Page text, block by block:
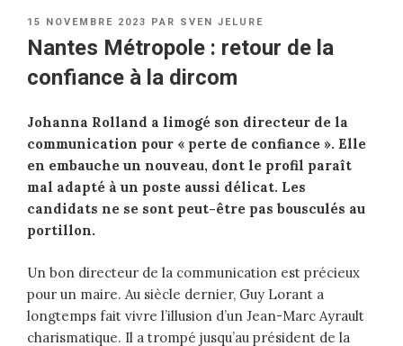
PUBLIÉ
LE
15 NOVEMBRE 2023 PAR SVEN JELURE
Nantes Métropole : retour de la
confiance à la dircom
Johanna Rolland a limogé son directeur de la
communication pour « perte de confiance ». Elle
en embauche un nouveau, dont le profil paraît
mal adapté à un poste aussi délicat. Les
candidats ne se sont peut-être pas bousculés au
portillon.
Un bon directeur de la communication est précieux
pour un maire. Au siècle dernier, Guy Lorant a
longtemps fait vivre l’illusion d’un Jean-Marc Ayrault
charismatique. Il a trompé jusqu’au président de la